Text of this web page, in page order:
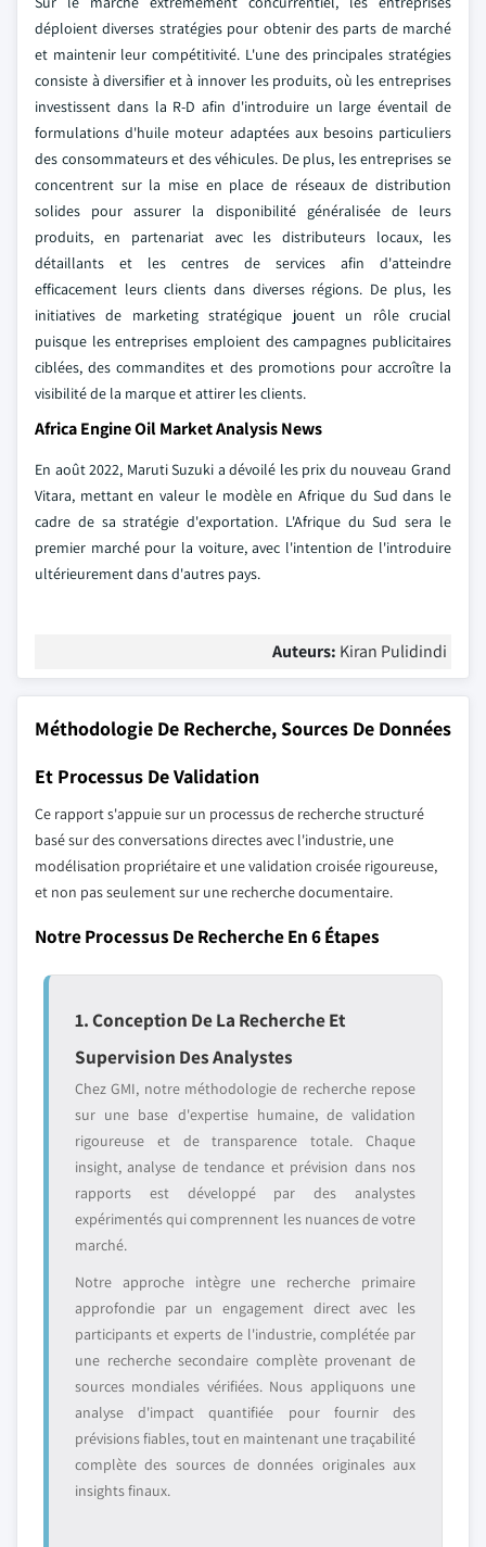
déploient diverses stratégies pour obtenir des parts de marché
et maintenir leur compétitivité. L'une des principales stratégies
consiste à diversifier et à innover les produits, où les entreprises
investissent dans la R-D afin d'introduire un large éventail de
formulations d'huile moteur adaptées aux besoins particuliers
des consommateurs et des véhicules. De plus, les entreprises se
concentrent sur la mise en place de réseaux de distribution
solides pour assurer la disponibilité généralisée de leurs
produits, en partenariat avec les distributeurs locaux, les
détaillants et les centres de services afin d'atteindre
efficacement leurs clients dans diverses régions. De plus, les
initiatives de marketing stratégique jouent un rôle crucial
puisque les entreprises emploient des campagnes publicitaires
ciblées, des commandites et des promotions pour accroître la
visibilité de la marque et attirer les clients.
Africa Engine Oil Market Analysis News
En août 2022, Maruti Suzuki a dévoilé les prix du nouveau Grand
Vitara, mettant en valeur le modèle en Afrique du Sud dans le
cadre de sa stratégie d'exportation. L'Afrique du Sud sera le
premier marché pour la voiture, avec l'intention de l'introduire
ultérieurement dans d'autres pays.
Auteurs: Kiran Pulidindi
Méthodologie De Recherche, Sources De Données
Et Processus De Validation
Ce rapport s'appuie sur un processus de recherche structuré
basé sur des conversations directes avec l'industrie, une
modélisation propriétaire et une validation croisée rigoureuse,
et non pas seulement sur une recherche documentaire.
Notre Processus De Recherche En 6 Étapes
1. Conception De La Recherche Et
Supervision Des Analystes
Chez GMI, notre méthodologie de recherche repose
sur une base d'expertise humaine, de validation
rigoureuse et de transparence totale. Chaque
insight, analyse de tendance et prévision dans nos
rapports est développé par des analystes
expérimentés qui comprennent les nuances de votre
marché.
Notre approche intègre une recherche primaire
approfondie par un engagement direct avec les
participants et experts de l'industrie, complétée par
une recherche secondaire complète provenant de
sources mondiales vérifiées. Nous appliquons une
analyse d'impact quantifiée pour fournir des
prévisions fiables, tout en maintenant une traçabilité
complète des sources de données originales aux
insights finaux.